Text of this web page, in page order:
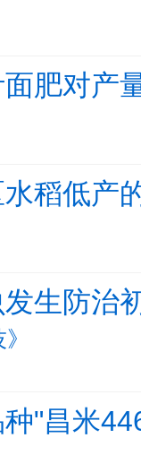
面肥对产
水稻低产
发生防治
种"昌米